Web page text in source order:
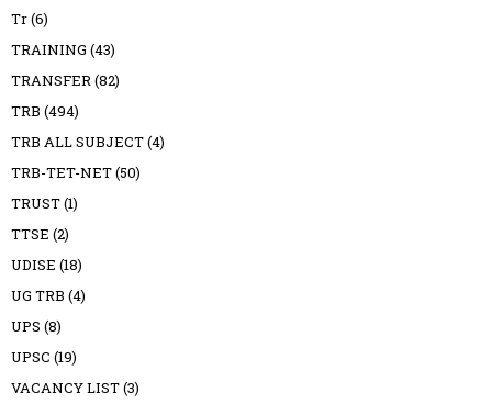
Tr(6)
TRAINING (43)
TRANSFER(82)
TRB (494)
TRB ALL SUBJECT(4)
TRB-TET-NET(50)
TRUST(1)
TTSE (2)
UDISE (18)
UG TRB (4)
UPS (8)
UPSC (19)
VACANCY LIST(3)